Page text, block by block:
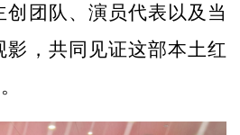
创团队、演员代表以及当
，共同见证这部本土红